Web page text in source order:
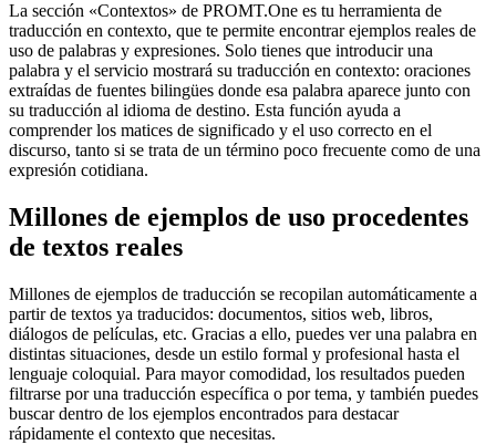
La sección «Contextos» de PROMT.One es tu herramienta de
traducción en contexto, que te permite encontrar ejemplos reales de
uso de palabras y expresiones. Solo tienes que introducir una
palabra y el servicio mostrará su traducción en contexto: oraciones
extraídas de fuentes bilingües donde esa palabra aparece junto con
su traducción al idioma de destino. Esta función ayuda a
comprender los matices de significado y el uso correcto en el
discurso, tanto si se trata de un término poco frecuente como de una
expresión cotidiana.
Millones de ejemplos de uso procedentes
de textos reales
Millones de ejemplos de traducción se recopilan automáticamente a
partir de textos ya traducidos: documentos, sitios web, libros,
diálogos de películas, etc. Gracias a ello, puedes ver una palabra en
distintas situaciones, desde un estilo formal y profesional hasta el
lenguaje coloquial. Para mayor comodidad, los resultados pueden
filtrarse por una traducción específica o por tema, y también puedes
buscar dentro de los ejemplos encontrados para destacar
rápidamente el contexto que necesitas.